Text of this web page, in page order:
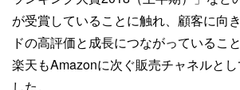
が受賞していることに触れ、顧客に向
ドの高評価と成長につながっているこ
楽天もAmazonに次ぐ販売チャネルと